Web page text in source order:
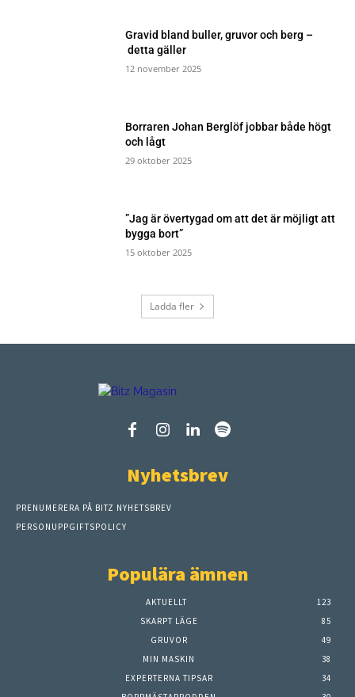
Gravid bland buller, gruvor och berg –
detta gäller
12 november 2025
Borraren Johan Berglöf jobbar både högt
och lågt
29 oktober 2025
”Jag är övertygad om att det är möjligt att
bygga bort”
15 oktober 2025
Ladda fler
Nyhetsbrev
PRENUMERERA PÅ BITZ NYHETSBREV
PERSONUPPGIFTSPOLICY
Populära ämnen
AKTUELLT
123
SKARPT LÄGE
85
GRUVOR
49
MIN MASKIN
38
EXPERTERNA TIPSAR
34